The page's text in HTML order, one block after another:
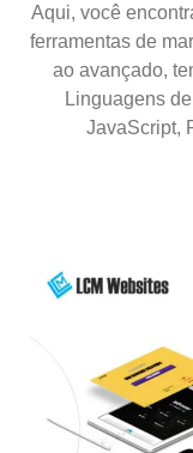
Aqui, você
ferramentas de
ao avançado,
Linguagens
JavaScript,